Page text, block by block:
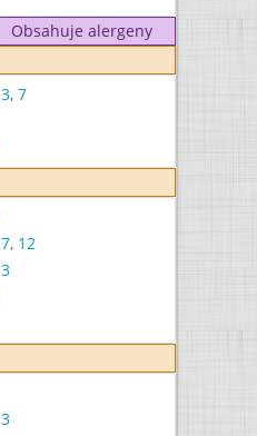
Obsahuje alergeny
3, 7
7, 12
3
3